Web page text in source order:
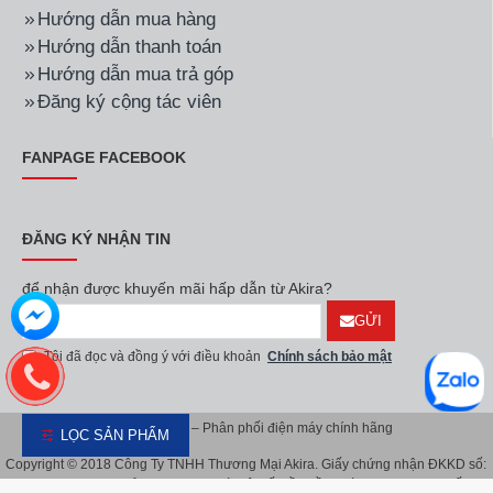
Thiết kế với màu trắng đem lại cảm giác
thanh lịch, tinh tế
Máy lọc nước Coway có thiết kế nhỏ gọn, cực kì thanh lịch. Đây
sẽ là sản phẩm điểm tô không gian nội thất mỗi gia đình. Một số
quan sát tiện lợi hơn.
Máy lọc nước RO Coway 5 lõi lọc thông minh,
Hướng dẫn mua hàng
Hướng dẫn thanh toán
Hướng dẫn mua trả góp
Đăng ký cộng tác viên
FANPAGE FACEBOOK
ĐĂNG KÝ NHẬN TIN
để nhận được khuyến mãi hấp dẫn từ Akira?
GỬI
Tôi đã đọc và đồng ý với điều khoản Chính sách bảo mật
Akira Việt Nam – Phân phối điện máy chính hãng
Copyright © 2018 Công Ty TNHH Thương Mại Akira. Giấy chứng nhận ĐKKD số:
LỌC SẢN PHẨM